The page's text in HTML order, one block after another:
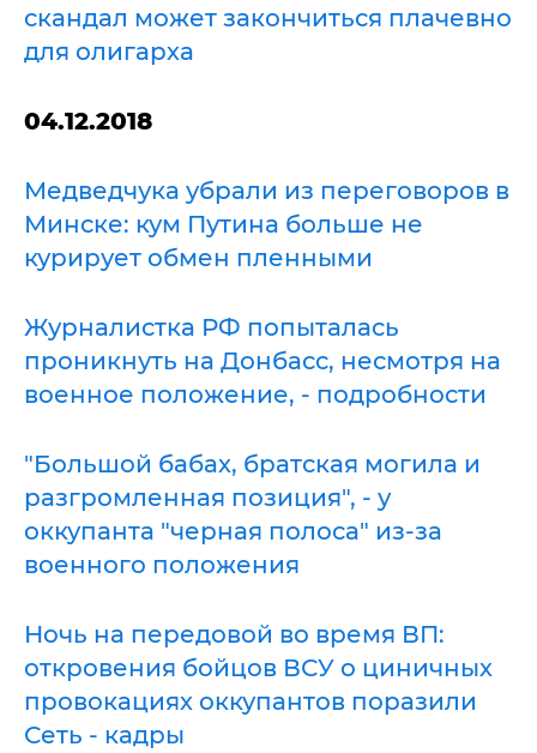
скандал может закончиться плачевно
для олигарха
04.12.2018
Медведчука убрали из переговоров в
Минске: кум Путина больше не
курирует обмен пленными
Журналистка РФ попыталась
проникнуть на Донбасс, несмотря на
военное положение, - подробности
"Большой бабах, братская могила и
разгромленная позиция", - у
оккупанта "черная полоса" из-за
военного положения
Ночь на передовой во время ВП:
откровения бойцов ВСУ о циничных
провокациях оккупантов поразили
Сеть - кадры